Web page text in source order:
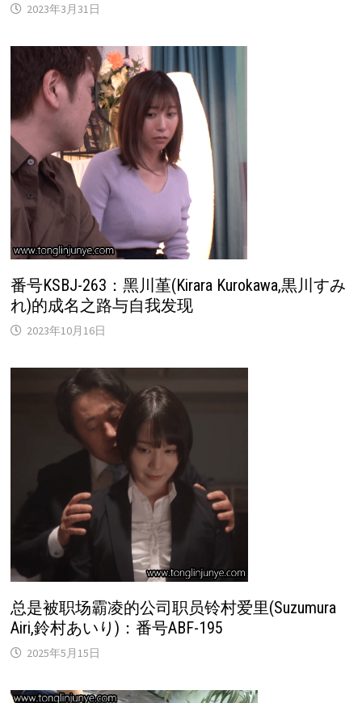
2023年3月31日
番号KSBJ-263：黑川堇(Kirara Kurokawa,黒川すみ
れ)的成名之路与自我发现
2023年10月16日
总是被职场霸凌的公司职员铃村爱里(Suzumura
Airi,鈴村あいり)：番号ABF-195
2025年5月15日